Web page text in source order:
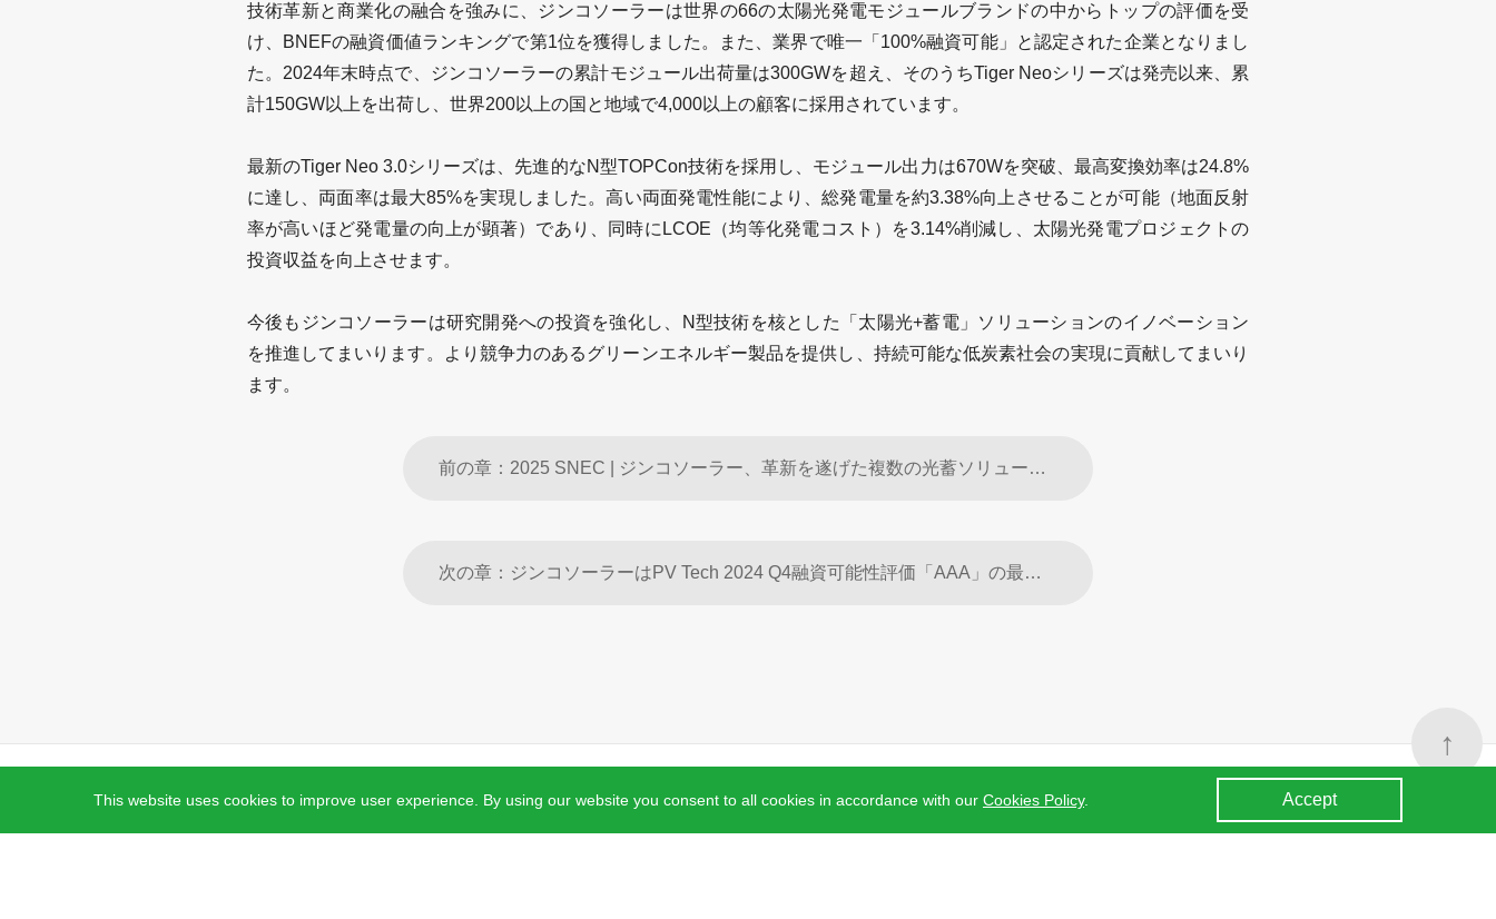
This website uses cookies to improve user experience. By using our website you consent to all cookies in accordance with our Cookies Policy. Accept
技術革新と商業化の融合を強みに、ジンコソーラーは世界の66の太陽光発電モジュールブランドの中からトップの評価を受
け、
BNEFの融資価値ランキングで第1位を獲得しました。また、業界で唯一「 100%融資可能」と認定された企業となりまし
た。 2024年末時点で、ジンコソーラーの累計モジュール出荷量は300GWを超え、そのうちTiger Neoシリーズは発売以来、累
計150GW以上を出荷し、世界200以上の国と地域で4,000以上の顧客に採用されています。
最新のTiger Neo 3.0シリーズは、先進的なN型TOPCon技術を採用し、モジュール出力は670Wを突破、最高変換効率は24.8%
に達し、両面率は最大85%を実現しました。高い両面発電性能により、総発電量を約3.38%向上させることが可能（地面反射
率が高いほど発電量の向上が顕著）であり、同時に LCOE （均等化発電コスト）を3.14%削減し、太陽光発電プロジェクトの
投資収益を向上させます。
今後もジンコソーラーは研究開発への投資を強化し、 N型技術を核とした「太陽光+蓄電」ソリューションのイノベーション
を推進してまいります。より競争力のあるグリーンエネルギー製品を提供し、持続可能な低炭素社会の実現に貢献してまいり
ます。
前の章：2025 SNEC | ジンコソーラー、革新を遂げた複数の光蓄ソリューションを華々しく披露
次の章：ジンコソーラーはPV Tech 2024 Q4融資可能性評価「AAA」の最高栄誉を獲得し、世界の太陽光発電業界の革新的な発展をリードし続けています。
↑